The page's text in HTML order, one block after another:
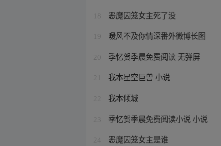
18 恶魔囚笼女主死了没
19 暖风不及你情深番外微博长图
20 季忆贺季晨免费阅读 无弹屏
21 我本星空巨兽 小说
22 我本倾城
23 季忆贺季晨免费阅读小说 小说
24 恶魔囚笼女主是谁